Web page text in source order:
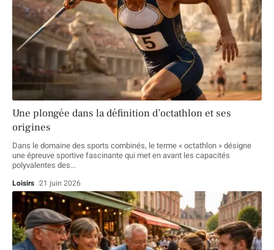
Une plongée dans la définition d’octathlon et ses
origines
Dans le domaine des sports combinés, le terme « octathlon » désigne
une épreuve sportive fascinante qui met en avant les capacités
polyvalentes des…
Loisirs 21 juin 2026